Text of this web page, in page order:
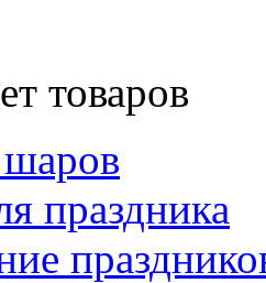
товаров
праздника